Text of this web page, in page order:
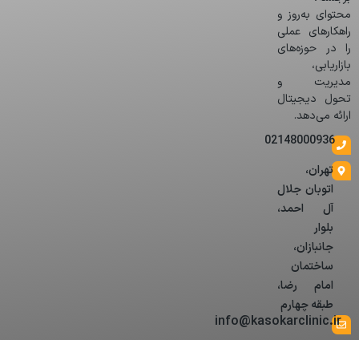
محتوای به‌روز و
راهکارهای عملی
را در حوزه‌های
بازاریابی،
مدیریت و
تحول دیجیتال
ارائه می‌دهد.
02148000936
تهران،
اتوبان جلال
آل احمد،
بلوار
جانبازان،
ساختمان
امام رضا،
طبقه چهارم
info@kasokarclinic.ir